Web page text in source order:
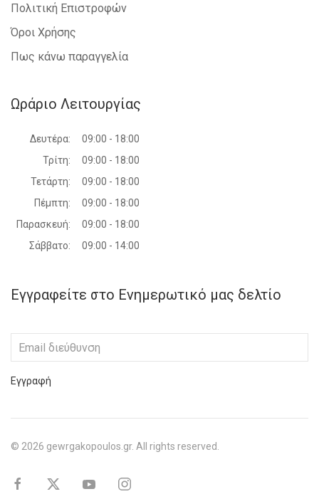
Πολιτική Επιστροφών
Όροι Χρήσης
Πως κάνω παραγγελία
Ωράριο Λειτουργίας
Δευτέρα:
09:00 - 18:00
Τρίτη:
09:00 - 18:00
Τετάρτη:
09:00 - 18:00
Πέμπτη:
09:00 - 18:00
Παρασκευή:
09:00 - 18:00
Σάββατο:
09:00 - 14:00
Εγγραφείτε στο Ενημερωτικό μας δελτίο
Εγγραφή
© 2026 gewrgakopoulos.gr. All rights reserved.